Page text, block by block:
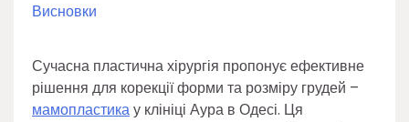
Висновки
Сучасна пластична хірургія пропонує ефективне
рішення для корекції форми та розміру грудей –
мамопластикау клініці Аура в Одесі. Ця